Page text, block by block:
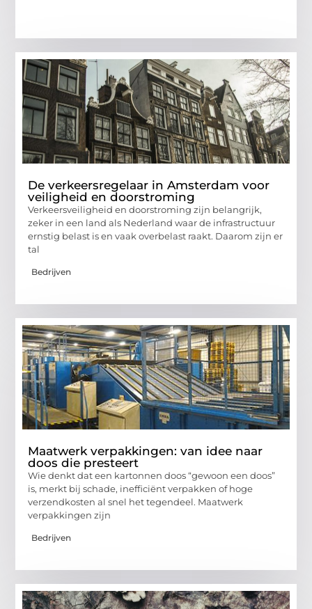
De verkeersregelaar in Amsterdam voor
veiligheid en doorstroming
Verkeersveiligheid en doorstroming zijn belangrijk,
zeker in een land als Nederland waar de infrastructuur
ernstig belast is en vaak overbelast raakt. Daarom zijn er
tal
Bedrijven
Maatwerk verpakkingen: van idee naar
doos die presteert
Wie denkt dat een kartonnen doos “gewoon een doos”
is, merkt bij schade, inefficiënt verpakken of hoge
verzendkosten al snel het tegendeel. Maatwerk
verpakkingen zijn
Bedrijven